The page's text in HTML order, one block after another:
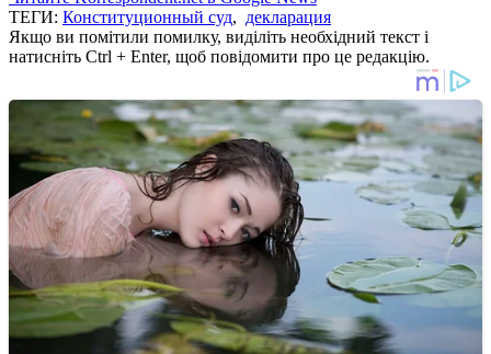
ТЕГИ: Конституционный суд, декларация
Якщо ви помітили помилку, виділіть необхідний текст і
натисніть Ctrl + Enter, щоб повідомити про це редакцію.